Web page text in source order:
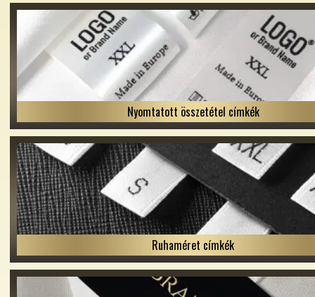
Nyomtatott összetétel címkék
Ruhaméret címkék